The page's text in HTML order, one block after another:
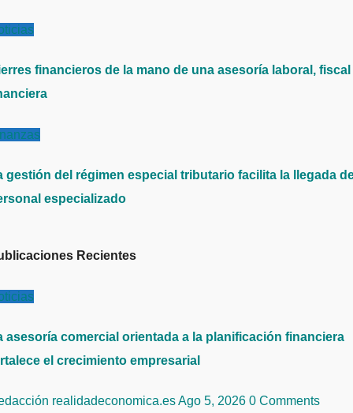
financieros de la mano de una asesoría laboral, fiscal
gestión del régimen especial tributario facilita la llegada
especializado
Recientes
asesoría comercial orientada a la planificación financiera
el crecimiento empresarial
realidadeconomica.esAgo 5, 2026 0 Comments